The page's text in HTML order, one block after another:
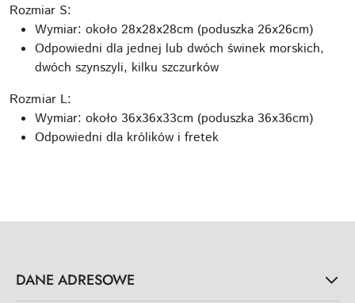
Rozmiar S:
Wymiar: około 28x28x28cm (poduszka 26x26cm)
Odpowiedni dla jednej lub dwóch świnek morskich,
dwóch szynszyli, kilku szczurków
Rozmiar L:
Wymiar: około 36x36x33cm (poduszka 36x36cm)
Odpowiedni dla królików i fretek
DANE ADRESOWE